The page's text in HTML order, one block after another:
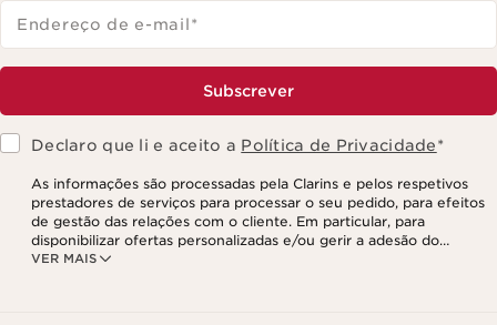
Endereço de e-mail*
Subscrever
Declaro que li e aceito a Política de Privacidade*
VER MAIS
As informações são processadas pela Clarins e pelos respetivos
prestadores de serviços para processar o seu pedido, para efeitos
de gestão das relações com o cliente. Em particular, para
disponibilizar ofertas personalizadas e/ou gerir a adesão do
utilizador ao nosso programa de fidelização e para criar o seu